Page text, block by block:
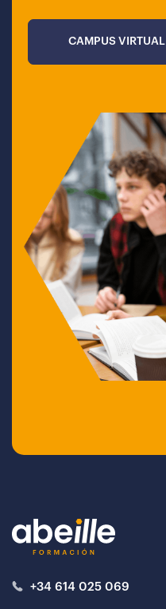
CAMPUS VIRTUAL
+34 614 025 069